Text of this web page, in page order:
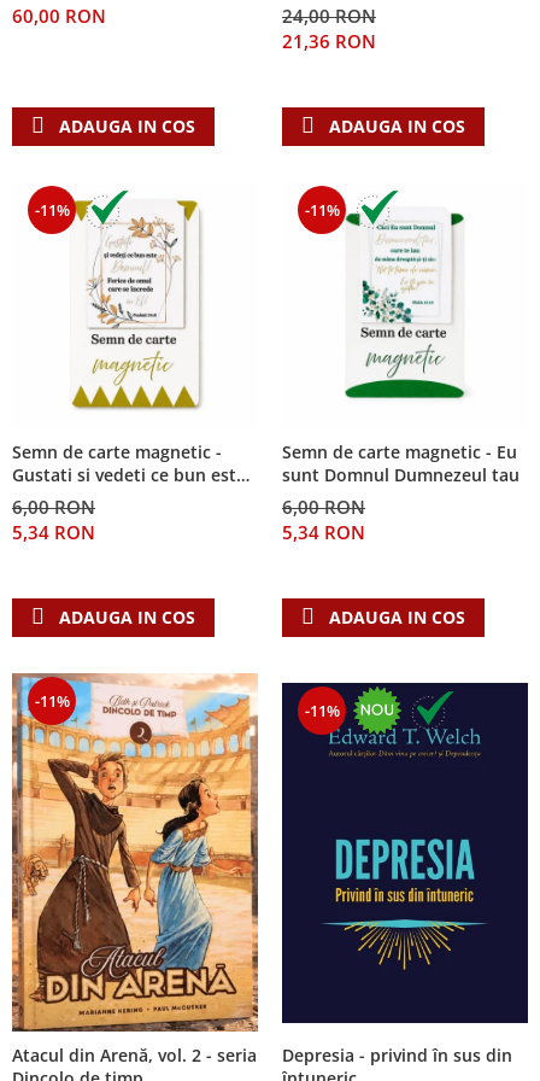
Teologie
Dogmatica
Misiune
Viata crestina
Contemporaneitate
Devotional
Lupta Spirituala
Schimbarea caracterului
Suferinta
Viata din belsug
Viata de zi cu zi
Despre afaceri
Leadership
Mediu
Sanatate / nutritie
60,00 RON
ADAUGA IN COS
24,00 RON
21,36 RON
ADAUGA IN COS
-11%
Semn de carte magnetic -
Gustati si vedeti ce bun este
Domnul!
6,00 RON
5,34 RON
ADAUGA IN COS
-11%
Semn de carte magnetic - Eu
sunt Domnul Dumnezeul tau
6,00 RON
5,34 RON
ADAUGA IN COS
-11%
Atacul din Arenă, vol. 2 - seria
-11%
Depresia - privind în sus din